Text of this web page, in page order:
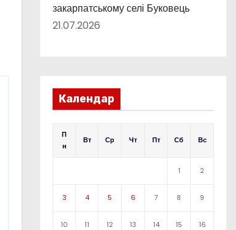
закарпатському селі Буковець
21.07.2026
Календар
П
н
Вт Ср Чт Пт Сб Вс
1 2
3 4 5 6 7 8 9
10 11 12 13 14 15 16